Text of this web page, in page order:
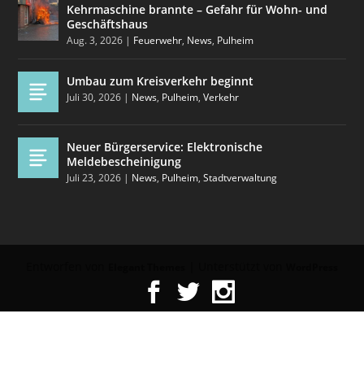
Kehrmaschine brannte – Gefahr für Wohn- und
Geschäftshaus
Aug. 3, 2026 | Feuerwehr, News, Pulheim
Umbau zum Kreisverkehr beginnt
Juli 30, 2026 | News, Pulheim,Verkehr
Neuer Bürgerservice: Elektronische
Meldebescheinigung
Juli 23, 2026 | News, Pulheim,Stadtverwaltung